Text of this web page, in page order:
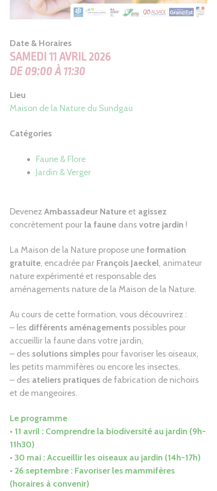
Date & Horaires
SAMEDI 11 AVRIL 2026
DE 09:00 À 11:30
Lieu
Maison de la Nature du Sundgau
Catégories
Faune & Flore
Jardin & Verger
DevenezAmbassadeur Natureet agissez
concrètement pour la faune dans votre jardin !
La Maison de la Nature propose une formation
gratuite, encadrée par François Jaeckel, animateur
nature expérimenté et responsable des
aménagements nature de la Maison de la Nature.
Au cours de cette formation, vous découvrirez :
– les différents aménagements possibles pour
accueillir la faune dans votre jardin,
– des solutions simples pour favoriser les oiseaux,
les petits mammifères ou encore les insectes,
– des ateliers pratiques de fabrication de nichoirs
et de mangeoires.
Le programme
• 11 avril : Comprendre la biodiversité au jardin (9h-
11h30)
• 30 mai : Accueillir les oiseaux au jardin (14h-17h)
• 26 septembre : Favoriser les mammifères
(horaires à convenir)